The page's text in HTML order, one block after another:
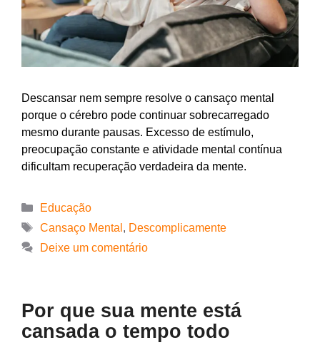
Descansar nem sempre resolve o cansaço mental
porque o cérebro pode continuar sobrecarregado
mesmo durante pausas. Excesso de estímulo,
preocupação constante e atividade mental contínua
dificultam recuperação verdadeira da mente.
Educação
Cansaço Mental , Descomplicamente
Deixe um comentário
Por que sua mente está
cansada o tempo todo